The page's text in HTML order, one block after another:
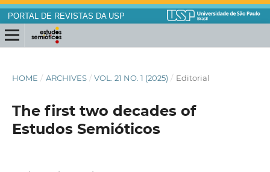
PORTAL DE REVISTAS DA USP
HOME / ARCHIVES / VOL. 21 NO. 1 (2025) / Editorial
The first two decades of
Estudos Semióticos